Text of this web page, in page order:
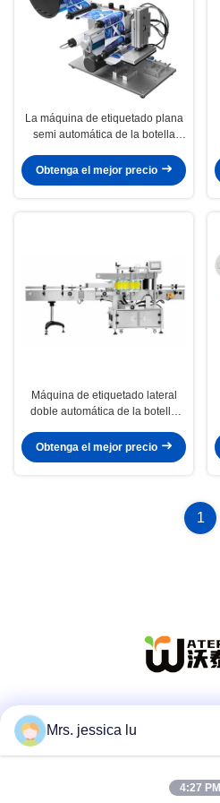
La máquina de etiquetado plana
semi automática de la botella
inoxidable
Obtenga el mejor precio
Máquina de etiquetado lateral
doble automática de la botella
multi material
Obtenga el mejor precio
1
Mrs. jessica lu
4:27 PM